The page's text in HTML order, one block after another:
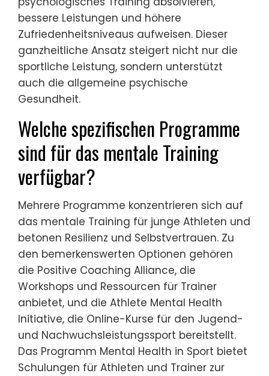
bessere Leistungen und höhere
Zufriedenheitsniveaus aufweisen. Dieser
ganzheitliche Ansatz steigert nicht nur die
sportliche Leistung, sondern unterstützt
auch die allgemeine psychische
Gesundheit.
Welche spezifischen Programme
sind für das mentale Training
verfügbar?
Mehrere Programme konzentrieren sich auf
das mentale Training für junge Athleten und
betonen Resilienz und Selbstvertrauen. Zu
den bemerkenswerten Optionen gehören
die Positive Coaching Alliance, die
Workshops und Ressourcen für Trainer
anbietet, und die Athlete Mental Health
Initiative, die Online-Kurse für den Jugend-
und Nachwuchsleistungssport bereitstellt.
Das Programm Mental Health in Sport bietet
Schulungen für Athleten und Trainer zur